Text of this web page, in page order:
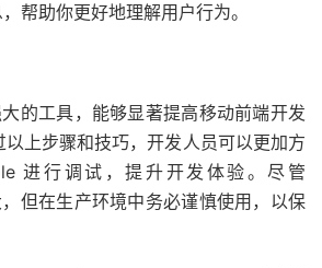
帮助你更好地理解用户行为。
的工具，能够显著提高移动前端开发
上步骤和技巧，开发人员可以更加方
进行调试，提升开发体验。尽管
但在生产环境中务必谨慎使用，以保